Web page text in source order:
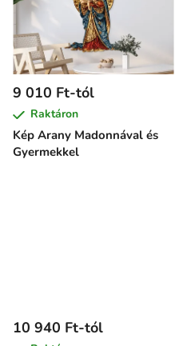
Kép Arany Madonnával és
Gyermekkel
9 010 Ft-tól
Raktáron
10 940 Ft-tól